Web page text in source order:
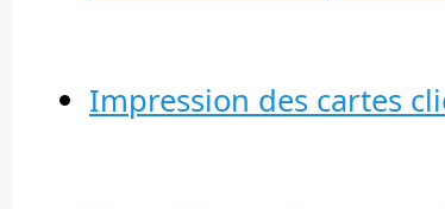
Impression des cartes